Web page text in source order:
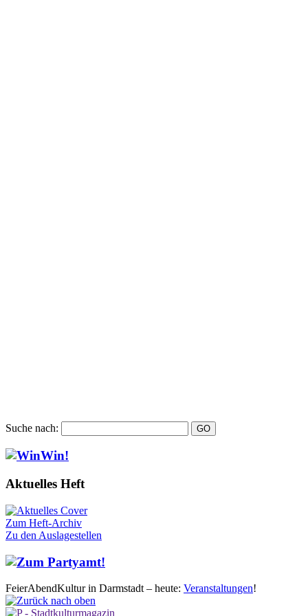
Suche nach:
Aktuelles Heft
Zum Heft-Archiv
Zu den Auslagestellen
FeierAbendKultur in Darmstadt – heute: Veranstaltungen!